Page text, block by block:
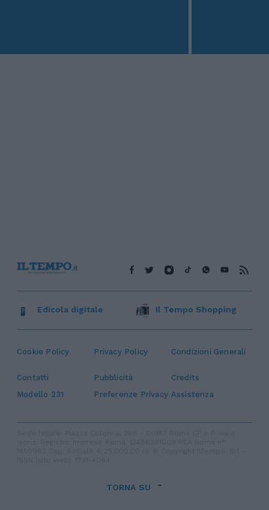
Cookie Policy Privacy Policy Condizioni Generali
Contatti Pubblicità
Credits
Modello 231
Preferenze Privacy Assistenza
Edicola digitale Il Tempo Shopping
TORNA SU